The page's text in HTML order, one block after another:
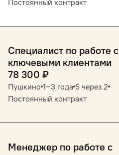
Постоянный контракт
Специалист по работе с
ключевыми клиентами
78 300 ₽
Пушкино 1‒3 года 5 через 2
Постоянный контракт
Менеджер по работе с